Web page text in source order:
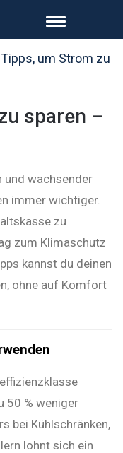
um Strom zu
sparen –
und wachsender
immer wichtiger.
zu
zum Klimaschutz
kannst du deinen
ohne auf Komfort
50 % weniger
bei Kühlschränken,
lohnt sich ein